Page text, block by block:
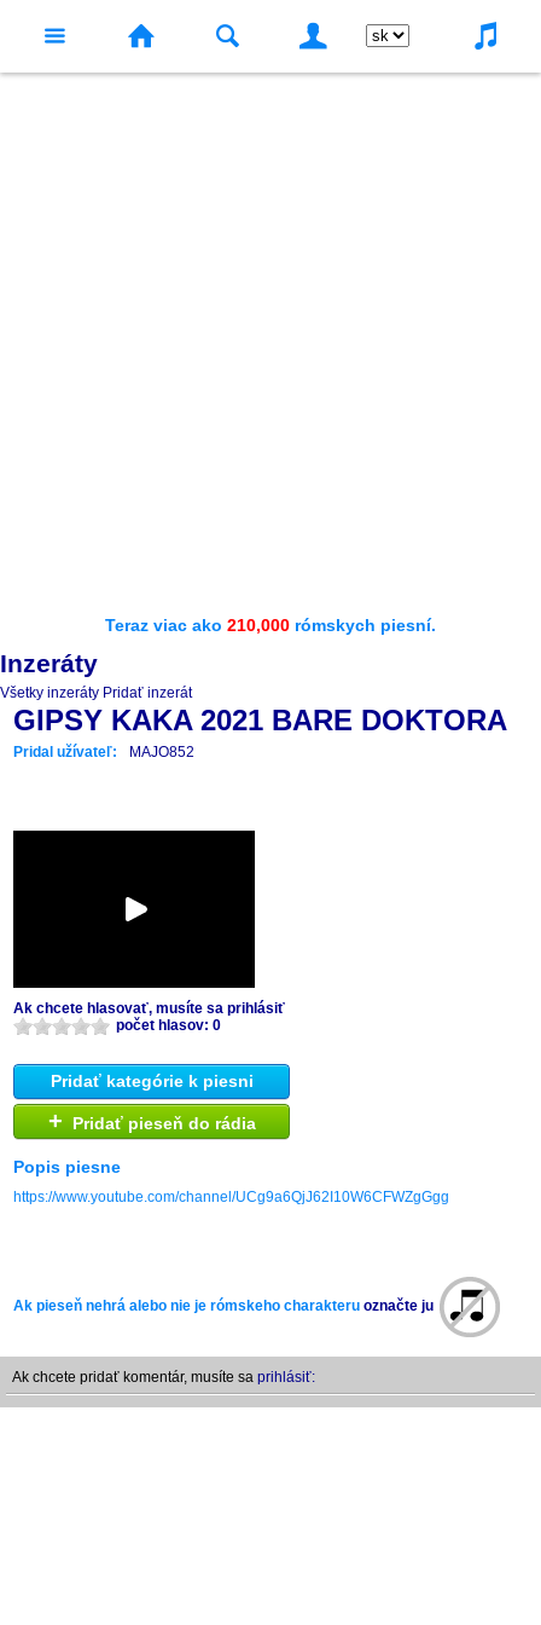
Teraz viac ako 210,000 rómskych piesní.
Inzeráty
Všetky inzeráty Pridať inzerát
GIPSY KAKA 2021 BARE DOKTORA
Pridal užívateľ: MAJO852
Ak chcete hlasovať, musíte sa prihlásiť
počet hlasov: 0
Pridať kategórie k piesni
+ Pridať pieseň do rádia
Popis piesne
https://www.youtube.com/channel/UCg9a6QjJ62I10W6CFWZgGgg
Ak pieseň nehrá alebo nie je rómskeho charakteru označte ju
Ak chcete pridať komentár, musíte sa prihlásiť: